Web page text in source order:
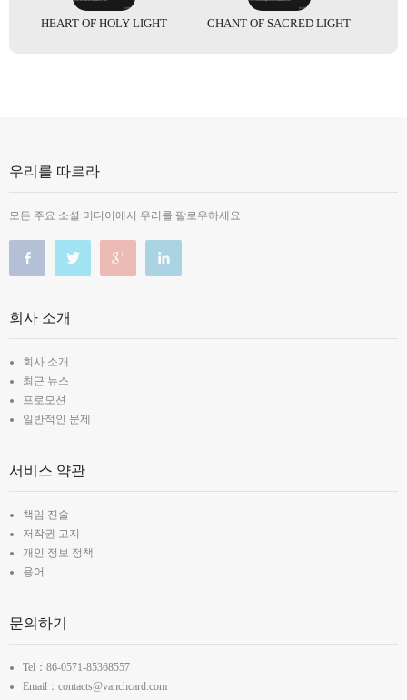
HEART OF HOLY LIGHT CHANT OF SACRED LIGHT
우리를 따르라
모든 주요 소셜 미디어에서 우리를 팔로우하세요
회사 소개
회사 소개
최근 뉴스
프로모션
일반적인 문제
서비스 약관
책임 진술
저작권 고지
개인 정보 정책
용어
문의하기
Tel：86-0571-85368557
Email：contacts@vanchcard.com